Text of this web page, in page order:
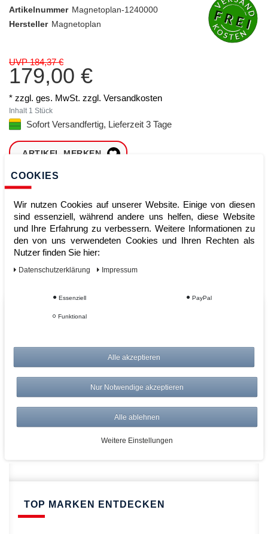
Artikelnummer Magnetoplan-1240000
Hersteller Magnetoplan
UVP 184,37 €
179,00 €
* zzgl. ges. MwSt. zzgl. Versandkosten
Inhalt 1 Stück
Sofort Versandfertig, Lieferzeit 3 Tage
ARTIKEL MERKEN
Sofort lieferbar
Vom Profi für Profis - Ihre Vorteile
Versandkostenfrei ab 150€
Risikolos: 14 Tage Rückgabe
Über 20.000 Artikel
Schnelle Lieferung
TOP MARKEN ENTDECKEN
COOKIES
Wir nutzen Cookies auf unserer Website. Einige von diesen
sind essenziell, während andere uns helfen, diese Website
und Ihre Erfahrung zu verbessern. Weitere Informationen zu
den von uns verwendeten Cookies und Ihren Rechten als
Nutzer finden Sie hier:
Daten­schutz­erklärung Impressum
Essenziell PayPal
Funktional
Alle akzeptieren
Nur Notwendige akzeptieren
Alle ablehnen
Weitere Einstellungen